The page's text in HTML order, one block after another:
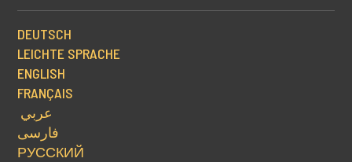
DEUTSCH
LEICHTE SPRACHE
ENGLISH
FRANÇAIS
عربي
فارسی
РУССКИЙ